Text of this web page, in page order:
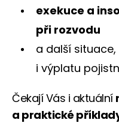
exekuce a
při rozvodu
a další
i výplatu
Čekají Vás i aktuální
a praktické